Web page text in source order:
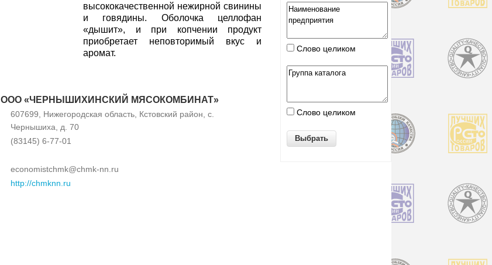
высококачественной нежирной свинины
и говядины. Оболочка целлофан
«дышит», и при копчении продукт
приобретает неповторимый вкус и
аромат.
ООО «ЧЕРНЫШИХИНСКИЙ МЯСОКОМБИНАТ»
607699, Нижегородская область, Кстовский район, с.
Чернышиха, д. 70
(83145) 6-77-01
economistchmk@chmk-nn.ru
http://chmknn.ru
Слово целиком
Слово целиком